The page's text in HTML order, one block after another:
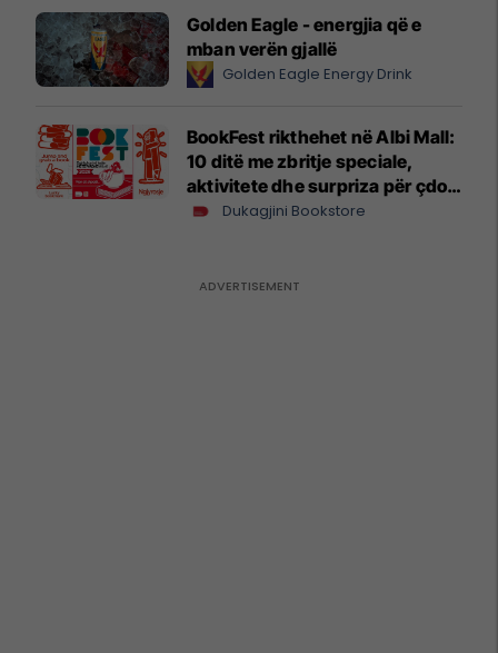
Golden Eagle - energjia që e
mban verën gjallë
Golden Eagle Energy Drink
BookFest rikthehet në Albi Mall:
10 ditë me zbritje speciale,
aktivitete dhe surpriza për çdo
lexuesDukagjini Bookstore